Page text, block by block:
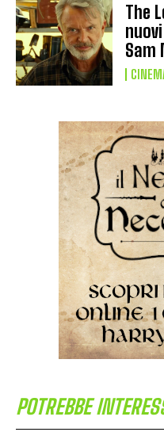
The
Sam
POTREBBE